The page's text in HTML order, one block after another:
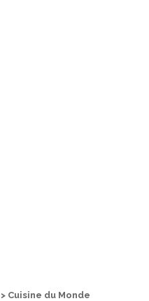
> Cuisine du Monde